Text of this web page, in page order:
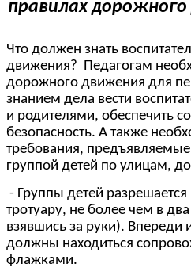
правилах
Что должен знать
движения? Педагогам
дорожного движения для
знанием дела вести
и родителями, обеспечить
безопасность. А также
требования,
группой детей по улицам,
- Группы детей разрешается
тротуару, не более чем в
взявшись за руки). Впереди
должны находиться
флажками.